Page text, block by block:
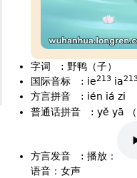
字词 : 野鸭（子）
国际音标
: ie213 ia213
方言拼音
: ién iá zi
普通话拼音
: yě yā （
方言发音 : 播放：
语音：女声